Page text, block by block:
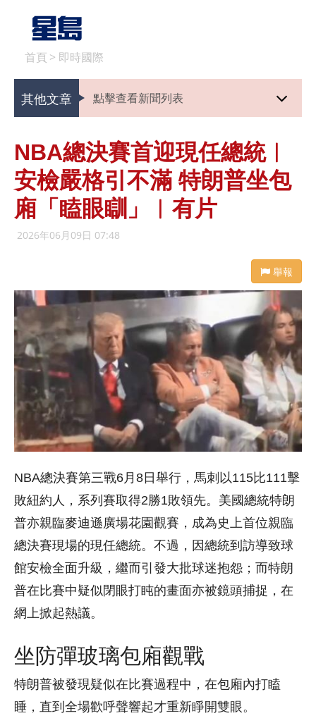
首頁 > 即時國際
其他文章 點擊查看新聞列表
NBA總決賽首迎現任總統︱
安檢嚴格引不滿 特朗普坐包
廂「瞌眼瞓」︱有片
2026年06月09日 07:48
舉報
NBA總決賽第三戰6月8日舉行，馬刺以115比111擊
敗紐約人，系列賽取得2勝1敗領先。美國總統特朗
普亦親臨麥迪遜廣場花園觀賽，成為史上首位親臨
總決賽現場的現任總統。不過，因總統到訪導致球
館安檢全面升級，繼而引發大批球迷抱怨；而特朗
普在比賽中疑似閉眼打盹的畫面亦被鏡頭捕捉，在
網上掀起熱議。
坐防彈玻璃包廂觀戰
特朗普被發現疑似在比賽過程中，在包廂內打瞌
睡，直到全場歡呼聲響起才重新睜開雙眼。